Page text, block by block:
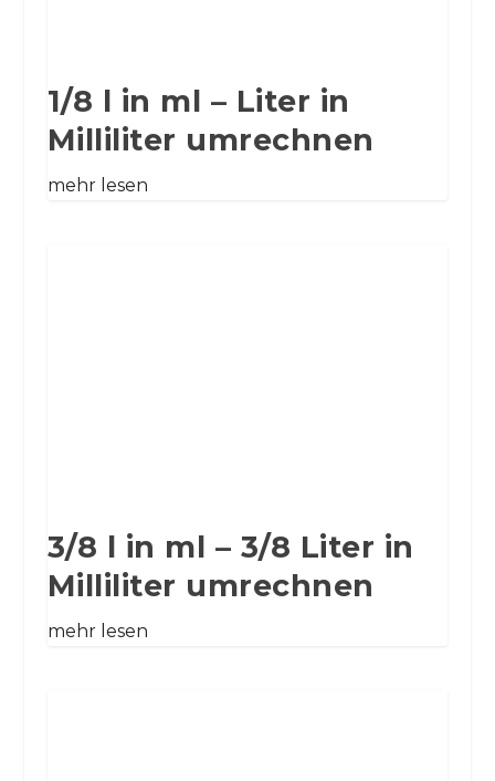
1/8 l in ml – Liter in
Milliliter umrechnen
mehr lesen
3/8 l in ml – 3/8 Liter in
Milliliter umrechnen
mehr lesen